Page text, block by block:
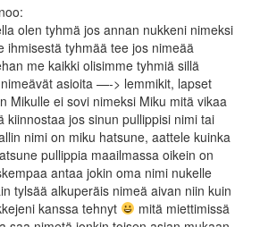
olen tyhmä jos annan nukkeni nimeksi
ihmisestä tyhmää tee jos nimeää
me kaikki olisimme tyhmiä sillä
asioita —-> lemmikit, lapset
Mikulle ei sovi nimeksi Miku mitä vikaa
kiinnostaa jos sinun pullippisi nimi tai
nimi on miku hatsune, aattele kuinka
pullippia maailmassa oikein on
antaa jokin oma nimi nukelle
tylsää alkuperäis nimeä aivan niin kuin
kanssa tehnyt
mitä miettimissä